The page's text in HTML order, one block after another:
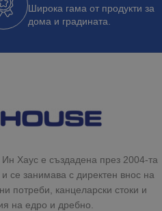
Широка гама от продукти за
дома и градината.
Хаус е създадена през 2004-та
и се занимава с директен внос на
потреби, канцеларски стоки и
на едро и дребно.